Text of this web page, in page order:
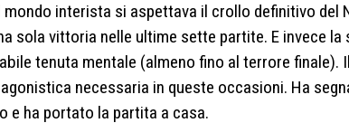
mondo interista si aspettava il crollo definitivo del
sola vittoria nelle ultime sette partite. E invece la
tenuta mentale (almeno fino al terrore finale).
necessaria in queste occasioni. Ha
e ha portato la partita a casa.